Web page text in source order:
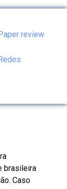
Paper review
Redes
brasileira
Caso